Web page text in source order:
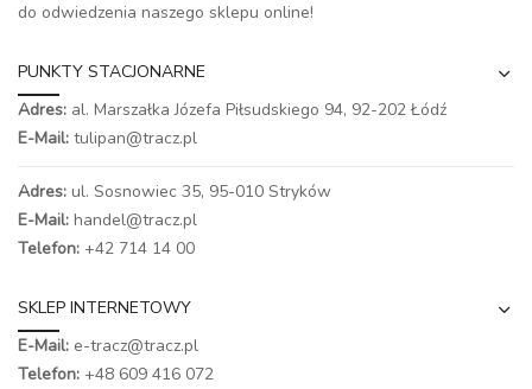
do odwiedzenia naszego sklepu online!
PUNKTY STACJONARNE
Adres: al. Marszałka Józefa Piłsudskiego 94, 92-202 Łódź
E-Mail: tulipan@tracz.pl
Adres: ul. Sosnowiec 35, 95-010 Stryków
E-Mail: handel@tracz.pl
Telefon: +42 714 14 00
SKLEP INTERNETOWY
E-Mail: e-tracz@tracz.pl
Telefon: +48 609 416 072